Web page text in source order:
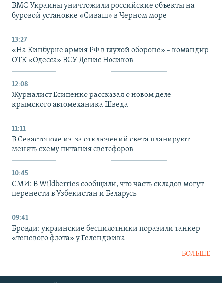
ВМС Украины уничтожили российские объекты на
буровой установке «Сиваш» в Черном море
13:27
«На Кинбурне армия РФ в глухой обороне» – командир
ОТК «Одесса» ВСУ Денис Носиков
12:08
Журналист Есипенко рассказал о новом деле
крымского автомеханика Шведа
11:11
В Севастополе из-за отключений света планируют
менять схему питания светофоров
10:45
СМИ: В Wildberries сообщили, что часть складов могут
перенести в Узбекистан и Беларусь
09:41
Бровди: украинские беспилотники поразили танкер
«теневого флота» у Геленджика
БОЛЬШЕ